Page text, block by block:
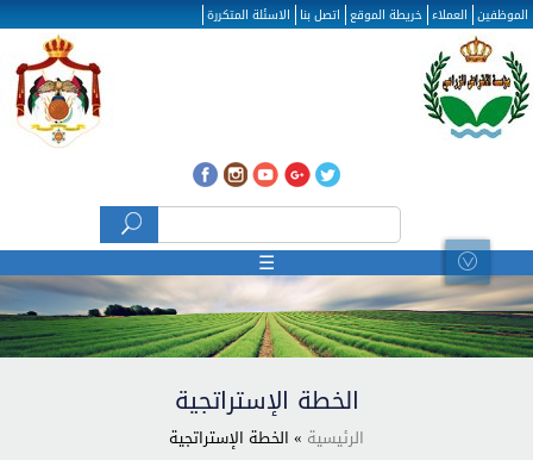
تجاوز إلى المحتوى الرئيسي
الموظفين العملاء خريطة الموقع اتصل بنا الاسئلة المتكررة
☰
الخطة الإستراتجية
الرئيسية » الخطة الإستراتجية